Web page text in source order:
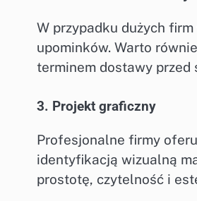
W przypadku dużych
upominków. Warto
terminem dostawy przed
3. Projekt graficzny
Profesjonalne firmy
identyfikacją wizualną
prostotę, czytelność i